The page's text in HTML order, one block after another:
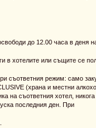
до 12.00 часа в деня
в хотелите или същите се
съответния режим: само
(храна и местни
на съответния хотел,
последния ден. При